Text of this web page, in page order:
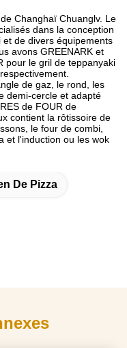
Changhaï Chuanglv. Le
dans la conception
de divers équipements
avons GREENARK et
pour le gril de teppanyaki
de gaz, le rond, les
demi-cercle et adapté
de FOUR de
contient la rôtissoire de
le four de combi,
et l'induction ou les wok
De Pizza